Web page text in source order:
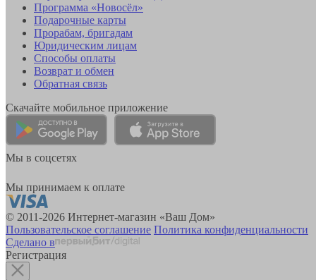
Программа «Новосёл»
Подарочные карты
Прорабам, бригадам
Юридическим лицам
Способы оплаты
Возврат и обмен
Обратная связь
Скачайте мобильное приложение
Мы в соцсетях
Мы принимаем к оплате
© 2011-2026 Интернет-магазин «Ваш Дом»
Пользовательское соглашение Политика конфиденциальности
Сделано в
Регистрация